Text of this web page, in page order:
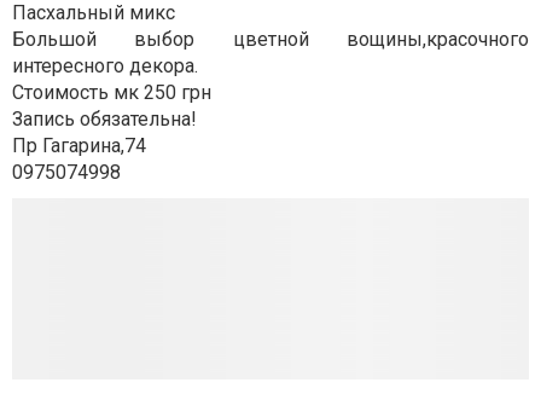
Пасхальный микс
Большой выбор цветной вощины,красочного
интересного декора.
Стоимость мк 250 грн
Запись обязательна!
Пр Гагарина,74
0975074998